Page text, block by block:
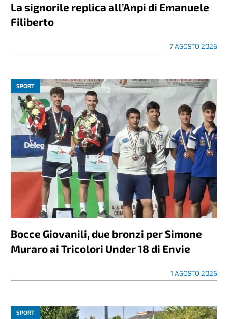
La signorile replica all’Anpi di Emanuele
Filiberto
7 AGOSTO 2026
SPORT
Bocce Giovanili, due bronzi per Simone
Muraro ai Tricolori Under 18 di Envie
1 AGOSTO 2026
SPORT